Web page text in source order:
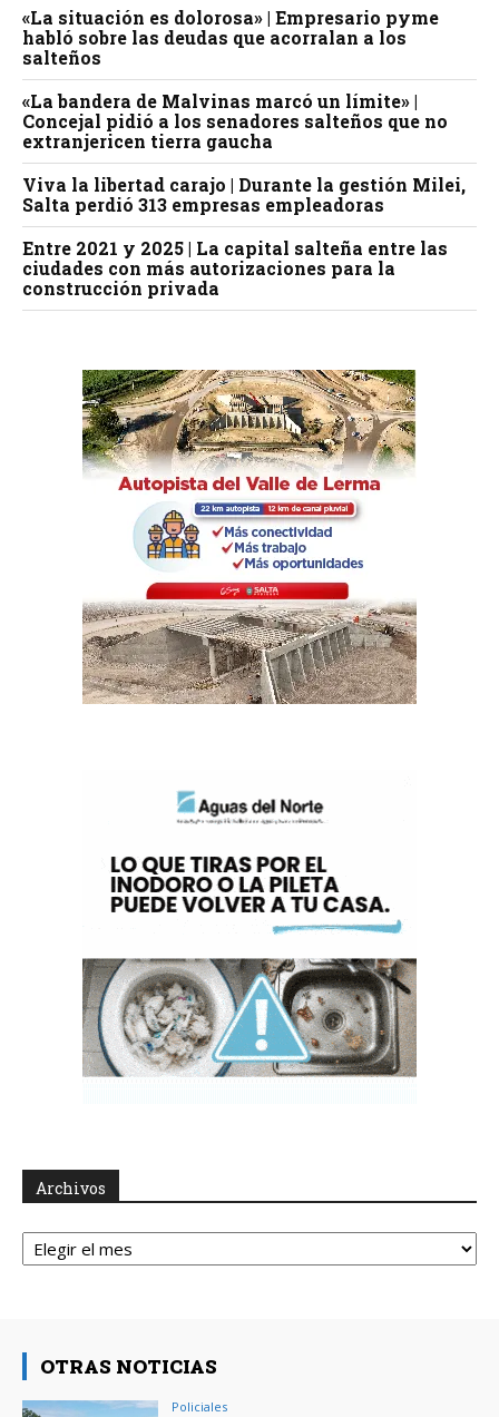
«La situación es dolorosa» | Empresario pyme
habló sobre las deudas que acorralan a los
salteños
«La bandera de Malvinas marcó un límite» |
Concejal pidió a los senadores salteños que no
extranjericen tierra gaucha
Viva la libertad carajo | Durante la gestión Milei,
Salta perdió 313 empresas empleadoras
Entre 2021 y 2025 | La capital salteña entre las
ciudades con más autorizaciones para la
construcción privada
Archivos
Archivos
OTRAS NOTICIAS
Policiales